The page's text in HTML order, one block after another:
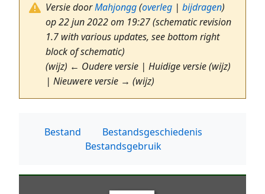
Versie doorMahjongg(overleg | bijdragen)
op 22 jun 2022 om 19:27(schematic revision
1.7 with various updates, see bottom right
block of schematic)
(wijz) ← Oudere versie | Huidige versie (wijz)
| Nieuwere versie → (wijz)
Bestand
Bestandsgeschiedenis
Bestandsgebruik